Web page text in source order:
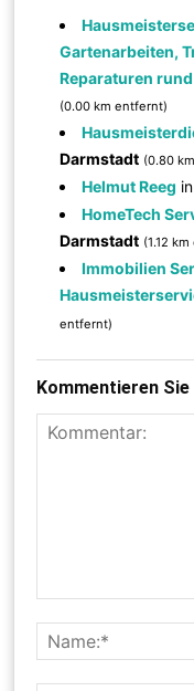
Gartenarbeiten,
Reparaturen
(0.00 km entfernt)
Darmstadt (0.80
Helmut Reeg
HomeTech
Darmstadt (1.12
Immobilien
entfernt)
Kommentieren